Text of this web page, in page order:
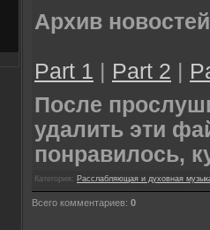
Архив
Part 1 | Part 2 |
После
удалить эти
понравилось,
Категория: Расслабляющая и духовная
Всего комментариев: 0